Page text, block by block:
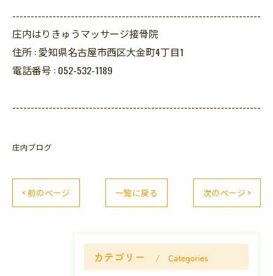
--------------------------------------------------------------------
庄内はりきゅうマッサージ接骨院
住所 : 愛知県名古屋市西区大金町4丁目1
電話番号 : 052-532-1189
--------------------------------------------------------------------
庄内ブログ
< 前のページ 一覧に戻る 次のページ >
カテゴリー Categories